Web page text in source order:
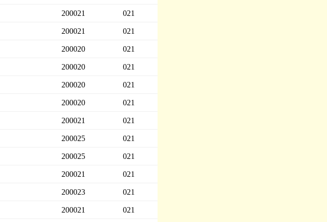
200021 021
200021 021
200020 021
200020 021
200020 021
200020 021
200021 021
200025 021
200025 021
200021 021
200023 021
200021 021